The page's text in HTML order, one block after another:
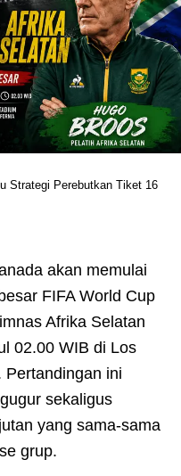
Strategi Perebutkan Tiket 16
akan memulai
FIFA World Cup
Afrika Selatan
02.00 WIB di Los
Pertandingan ini
sekaligus
yang sama-sama
grup.